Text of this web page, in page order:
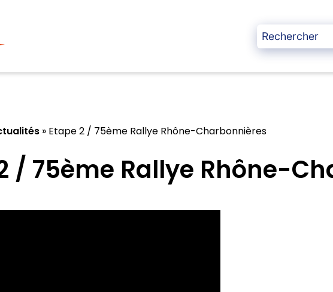
» Etape 2 / 75ème Rallye Rhône-Charbonnières
/ 75ème Rallye Rhône-